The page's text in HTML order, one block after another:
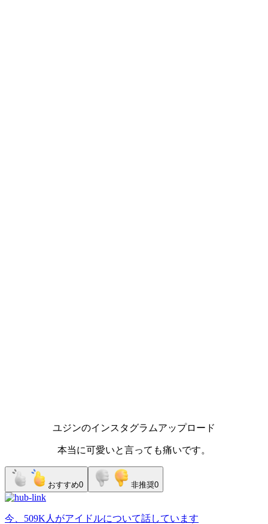
ユジンのインスタグラムアップロード
本当に可愛いと言っても痛いです。
おすすめ0 非推奨0
今、 509K人 がアイドルについて話しています